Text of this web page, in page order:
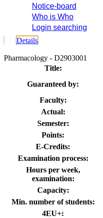
Notice-board
Who is Who
Login searching
Details
Pharmacology - D2903001
Title:
Guaranteed by:
Faculty:
Actual:
Semester:
Points:
E-Credits:
Examination process:
Hours per week,
examination:
Capacity:
Min. number of students:
4EU+: